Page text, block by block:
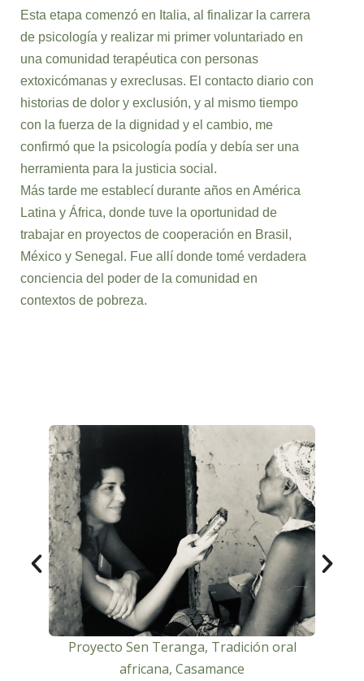
Esta etapa comenzó en Italia, al finalizar la carrera
de psicología y realizar mi primer voluntariado en
una comunidad terapéutica con personas
extoxicómanas y exreclusas. El contacto diario con
historias de dolor y exclusión, y al mismo tiempo
con la fuerza de la dignidad y el cambio, me
confirmó que la psicología podía y debía ser una
herramienta para la justicia social.
Más tarde me establecí durante años en América
Latina y África, donde tuve la oportunidad de
trabajar en proyectos de cooperación en Brasil,
México y Senegal. Fue allí donde tomé verdadera
conciencia del poder de la comunidad en
contextos de pobreza.
Proyecto Sen Teranga, Tradición oral
africana, Casamance